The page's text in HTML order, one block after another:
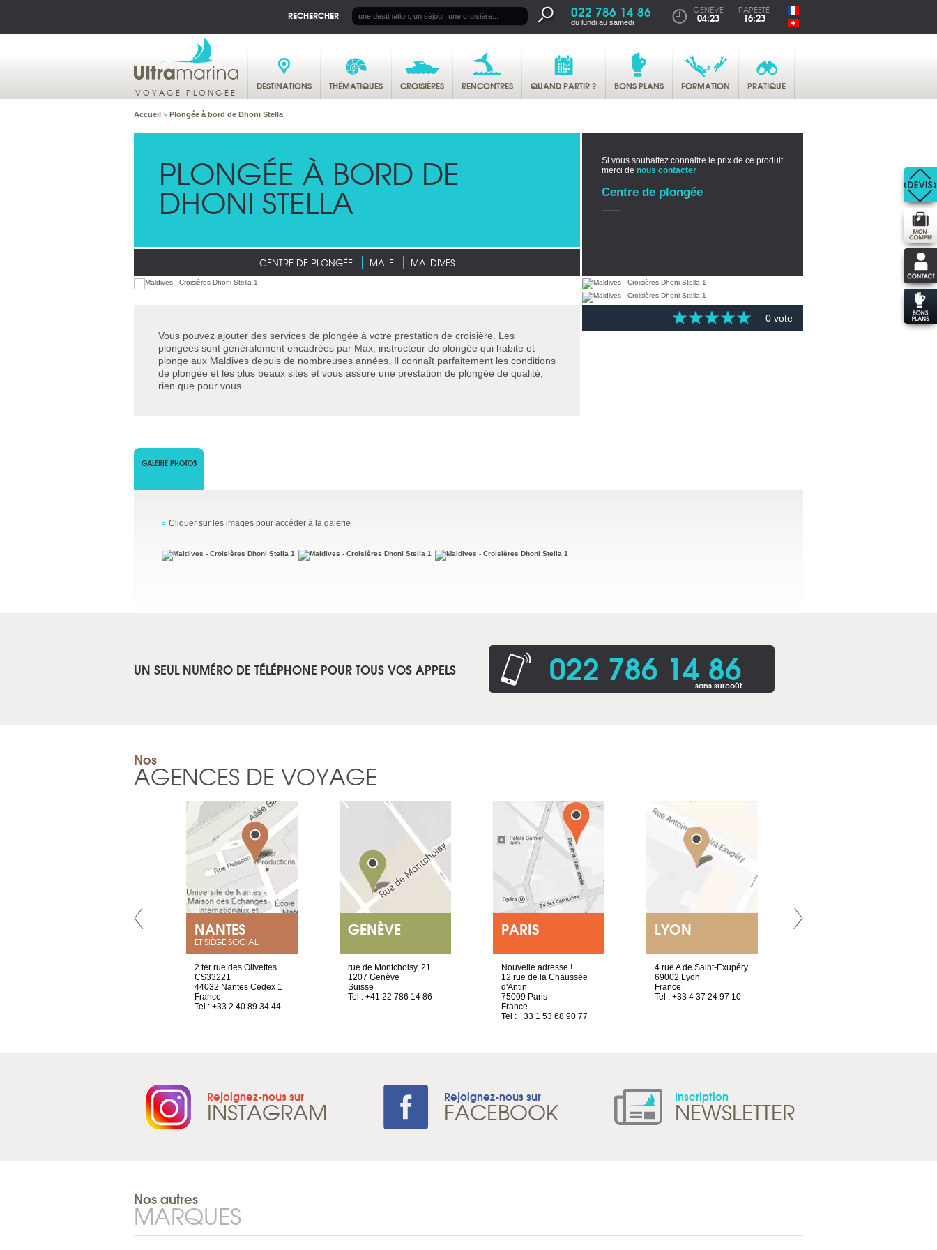
RECHERCHER 022 786 14 86
du lundi au samedi
GENÈVE
04:23
PAPEETE
16:23
VOYAGE PLONGÉE DESTINATIONS THÉMATIQUES CROISIÈRES RENCONTRES QUAND PARTIR ? BONS PLANS FORMATION PRATIQUE
Accueil > Plongée à bord de Dhoni Stella
PLONGÉE À BORD DE
DHONI STELLA
CENTRE DE PLONGÉE MALE MALDIVES
Si vous souhaitez connaitre le prix de ce produit
merci de nous contacter
Centre de plongée
Vous pouvez ajouter des services de plongée à votre prestation de croisière. Les
plongées sont généralement encadrées par Max, instructeur de plongée qui habite et
plonge aux Maldives depuis de nombreuses années. Il connaît parfaitement les conditions
de plongée et les plus beaux sites et vous assure une prestation de plongée de qualité,
rien que pour vous.
0 vote
GALERIE PHOTOS
Cliquer sur les images pour accéder à la galerie
UN SEUL NUMÉRO DE TÉLÉPHONE POUR TOUS VOS APPELS 022 786 14 86
sans surcoût
Nos
AGENCES DE VOYAGE
NANTES
ET SIÈGE SOCIAL
2 ter rue des Olivettes
CS33221
44032 Nantes Cedex 1
France
Tel : +33 2 40 89 34 44
GENÈVE
rue de Montchoisy, 21
1207 Genève
Suisse
Tel : +41 22 786 14 86
PARIS
Nouvelle adresse !
12 rue de la Chaussée
d'Antin
75009 Paris
France
Tel : +33 1 53 68 90 77
LYON
4 rue A de Saint-Exupéry
69002 Lyon
France
Tel : +33 4 37 24 97 10
Rejoignez-nous sur
INSTAGRAM Rejoignez-nous sur
FACEBOOK Inscription
NEWSLETTER
Nos autres
MARQUES